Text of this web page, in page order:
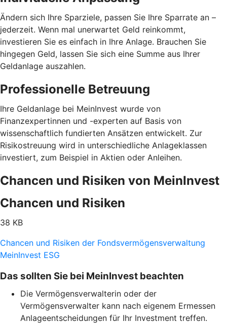
Ändern sich Ihre Sparziele, passen Sie Ihre Sparrate an –
jederzeit. Wenn mal unerwartet Geld reinkommt,
investieren Sie es einfach in Ihre Anlage. Brauchen Sie
hingegen Geld, lassen Sie sich eine Summe aus Ihrer
Geldanlage auszahlen.
Professionelle Betreuung
Ihre Geldanlage bei MeinInvest wurde von
Finanzexpertinnen und -experten auf Basis von
wissenschaftlich fundierten Ansätzen entwickelt. Zur
Risikostreuung wird in unterschiedliche Anlageklassen
investiert, zum Beispiel in Aktien oder Anleihen.
Chancen und Risiken von MeinInvest
Chancen und Risiken
38 KB
Chancen und Risiken der Fondsvermögensverwaltung
MeinInvest ESG
Das sollten Sie bei MeinInvest beachten
Die Vermögensverwalterin oder der
Vermögensverwalter kann nach eigenem Ermessen
Anlageentscheidungen für Ihr Investment treffen.